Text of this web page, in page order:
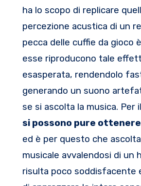
ha lo scopo di replicare
percezione acustica di un
pecca delle cuffie da gioco
esse riproducono tale
esasperata, rendendolo
generando un suono
se si ascolta la musica. Per
si possono pure
ed è per questo che
musicale avvalendosi di un
risulta poco soddisfacente